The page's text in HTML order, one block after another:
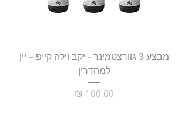
מבצע 3 גוורצטמינר - יקב וילה קייפ – יין
למהדרין
מחיר